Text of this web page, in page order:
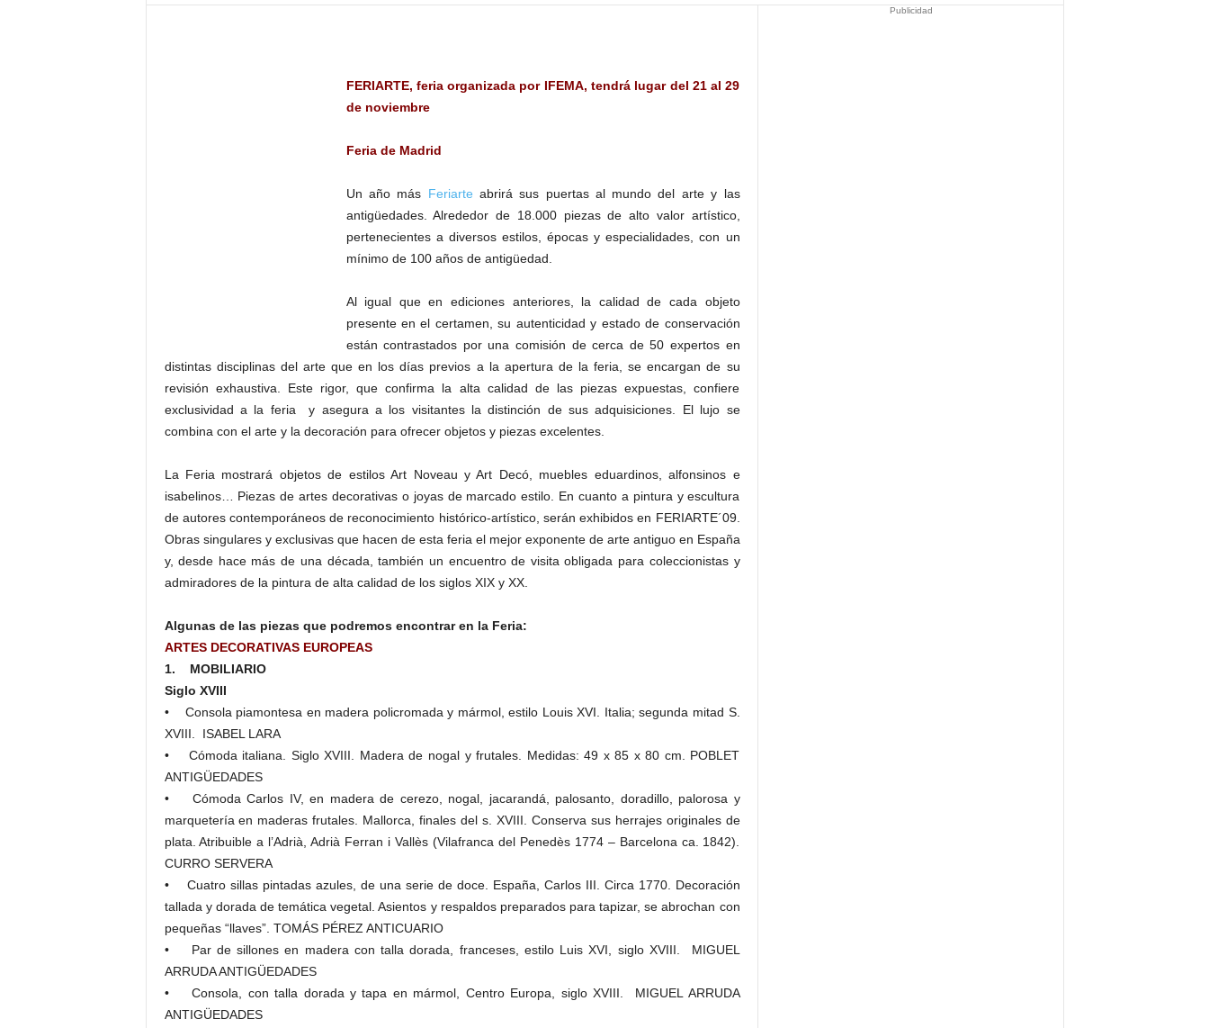
FERIARTE, feria organizada por IFEMA, tendrá lugar del 21 al 29
de noviembre
Feria de Madrid
Un año más Feriarte abrirá sus puertas al mundo del arte y las
antigüedades. Alrededor de 18.000 piezas de alto valor artístico,
pertenecientes a diversos estilos, épocas y especialidades, con un
mínimo de 100 años de antigüedad.
Al igual que en ediciones anteriores, la calidad de cada objeto
presente en el certamen, su autenticidad y estado de conservación
están contrastados por una comisión de cerca de 50 expertos en
distintas disciplinas del arte que en los días previos a la apertura de la feria, se encargan de su
revisión exhaustiva. Este rigor, que confirma la alta calidad de las piezas expuestas, confiere
exclusividad a la feria y asegura a los visitantes la distinción de sus adquisiciones. El lujo se
combina con el arte y la decoración para ofrecer objetos y piezas excelentes.
La Feria mostrará objetos de estilos Art Noveau y Art Decó, muebles eduardinos, alfonsinos e
isabelinos… Piezas de artes decorativas o joyas de marcado estilo. En cuanto a pintura y escultura
de autores contemporáneos de reconocimiento histórico-artístico, serán exhibidos en FERIARTE´09.
Obras singulares y exclusivas que hacen de esta feria el mejor exponente de arte antiguo en España
y, desde hace más de una década, también un encuentro de visita obligada para coleccionistas y
admiradores de la pintura de alta calidad de los siglos XIX y XX.
Algunas de las piezas que podremos encontrar en la Feria:
ARTES DECORATIVAS EUROPEAS
1. MOBILIARIO
Siglo XVIII
• Consola piamontesa en madera policromada y mármol, estilo Louis XVI. Italia; segunda mitad S.
XVIII. ISABEL LARA
• Cómoda italiana. Siglo XVIII. Madera de nogal y frutales. Medidas: 49 x 85 x 80 cm. POBLET
ANTIGÜEDADES
• Cómoda Carlos IV, en madera de cerezo, nogal, jacarandá, palosanto, doradillo, palorosa y
marquetería en maderas frutales. Mallorca, finales del s. XVIII. Conserva sus herrajes originales de
plata. Atribuible a l’Adrià, Adrià Ferran i Vallès (Vilafranca del Penedès 1774 – Barcelona ca. 1842).
CURRO SERVERA
• Cuatro sillas pintadas azules, de una serie de doce. España, Carlos III. Circa 1770. Decoración
tallada y dorada de temática vegetal. Asientos y respaldos preparados para tapizar, se abrochan con
pequeñas “llaves”. TOMÁS PÉREZ ANTICUARIO
• Par de sillones en madera con talla dorada, franceses, estilo Luis XVI, siglo XVIII. MIGUEL
ARRUDA ANTIGÜEDADES
• Consola, con talla dorada y tapa en mármol, Centro Europa, siglo XVIII. MIGUEL ARRUDA
ANTIGÜEDADES
Publicidad